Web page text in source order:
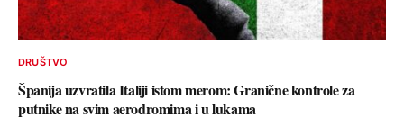
DRUŠTVO
Španija uzvratila Italiji istom merom: Granične kontrole za
putnike na svim aerodromima i u lukama